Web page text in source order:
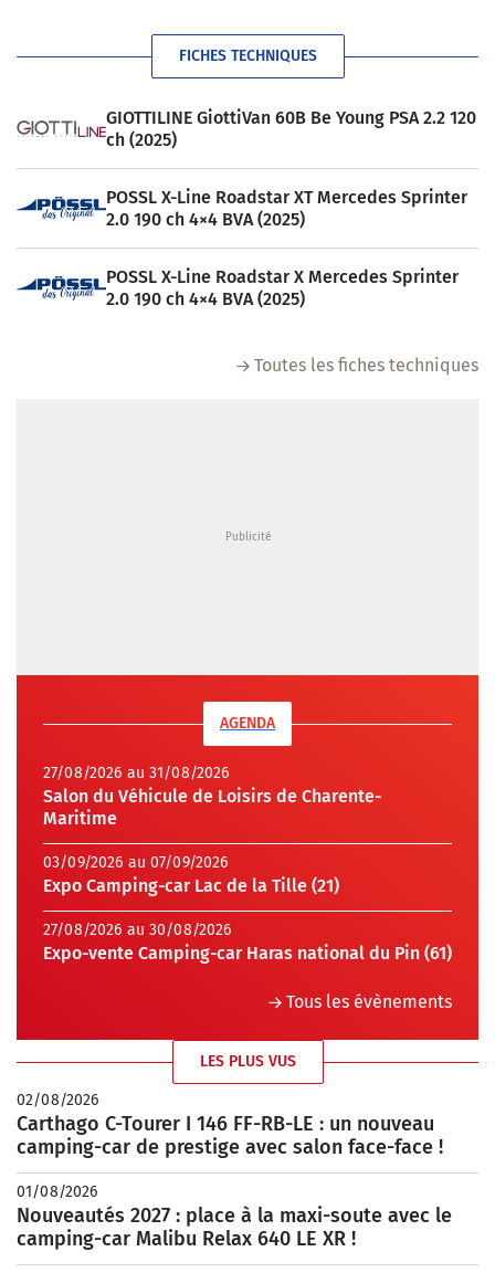
FICHES TECHNIQUES
GIOTTILINE GiottiVan 60B Be Young PSA 2.2 120
ch (2025)
POSSL X-Line Roadstar XT Mercedes Sprinter
2.0 190 ch 4×4 BVA (2025)
POSSL X-Line Roadstar X Mercedes Sprinter
2.0 190 ch 4×4 BVA (2025)
Toutes les fiches techniques
AGENDA
27/08/2026 au 31/08/2026
Salon du Véhicule de Loisirs de Charente-
Maritime
03/09/2026 au 07/09/2026
Expo Camping-car Lac de la Tille (21)
27/08/2026 au 30/08/2026
Expo-vente Camping-car Haras national du Pin (61)
Tous les évènements
LES PLUS VUS
02/08/2026
Carthago C-Tourer I 146 FF-RB-LE : un nouveau
camping-car de prestige avec salon face-face !
01/08/2026
Nouveautés 2027 : place à la maxi-soute avec le
camping-car Malibu Relax 640 LE XR !